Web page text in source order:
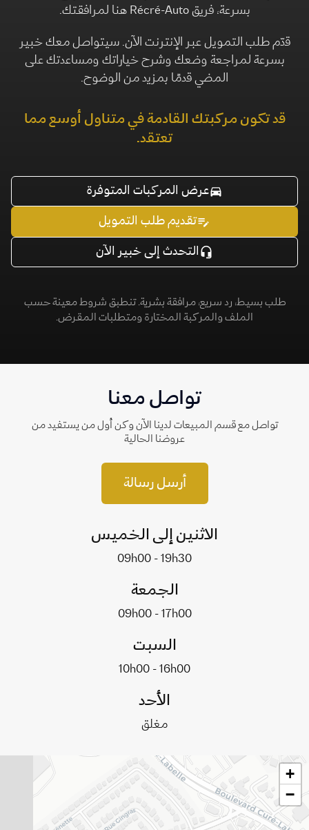
بسرعة، فريق Récré-Auto هنا لمرافقتك.
قدّم طلب التمويل عبر الإنترنت الآن. سيتواصل معك خبير
بسرعة لمراجعة وضعك وشرح خياراتك ومساعدتك على
المضي قدمًا بمزيد من الوضوح.
قد تكون مركبتك القادمة في متناول أوسع مما
تعتقد.
عرض المركبات المتوفرة
تقديم طلب التمويل
التحدث إلى خبير الآن
طلب بسيط، رد سريع، مرافقة بشرية. تنطبق شروط معينة حسب
الملف والمركبة المختارة ومتطلبات المقرض.
تواصل معنا
تواصل مع قسم المبيعات لدينا الآن وكن أول من يستفيد من
عروضنا الحالية
أرسل رسالة
الاثنين إلى الخميس
09h00 - 19h30
الجمعة
09h00 - 17h00
السبت
10h00 - 16h00
الأحد
مغلق
+
−